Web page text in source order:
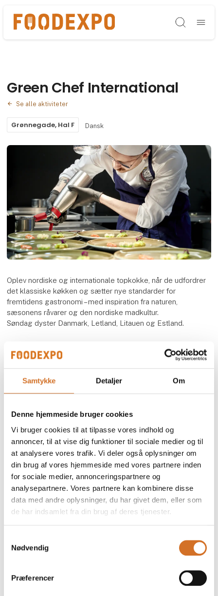
Samtykke Detaljer Om
Denne hjemmeside bruger cookies
Vi bruger cookies til at tilpasse vores indhold og
annoncer, til at vise dig funktioner til sociale medier og til
at analysere vores trafik. Vi deler også oplysninger om
din brug af vores hjemmeside med vores partnere inden
for sociale medier, annonceringspartnere og
analysepartnere. Vores partnere kan kombinere disse
data med andre oplysninger, du har givet dem, eller som
de har indsamlet fra din brug af deres tjenester.
Nødvendig
Præferencer
Søg
Green Chef International
Se alle aktiviteter
Grønnegade, Hal F Dansk
Oplev nordiske og internationale topkokke, når de udfordrer
det klassiske køkken og sætter nye standarder for
fremtidens gastronomi – med inspiration fra naturen,
sæsonens råvarer og den nordiske madkultur.
Søndag dyster Danmark, Letland, Litauen og Estland.
Kokkeforeningen
Konkurrence
22. marts 2026
kl. 10:00- 14:30